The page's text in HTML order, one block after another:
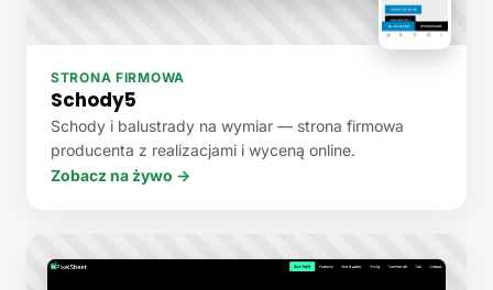
STRONA FIRMOWA
Schody5
Schody i balustrady na wymiar — strona firmowa
producenta z realizacjami i wyceną online.
Zobacz na żywo →